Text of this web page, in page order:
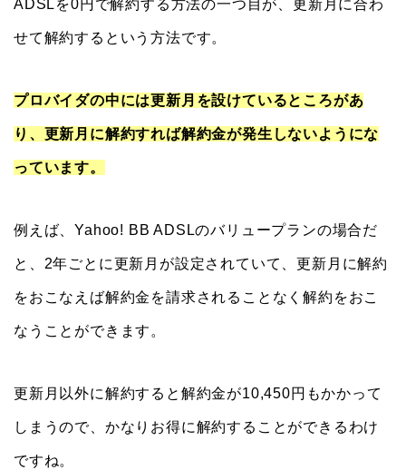
ADSLを0円で解約する方法の一つ目が、更新月に合わ
せて解約するという方法です。
プロバイダの中には更新月を設けているところがあ
り、更新月に解約すれば解約金が発生しないようにな
っています。
例えば、Yahoo! BB ADSLのバリュープランの場合だ
と、2年ごとに更新月が設定されていて、更新月に解約
をおこなえば解約金を請求されることなく解約をおこ
なうことができます。
更新月以外に解約すると解約金が10,450円もかかって
しまうので、かなりお得に解約することができるわけ
ですね。